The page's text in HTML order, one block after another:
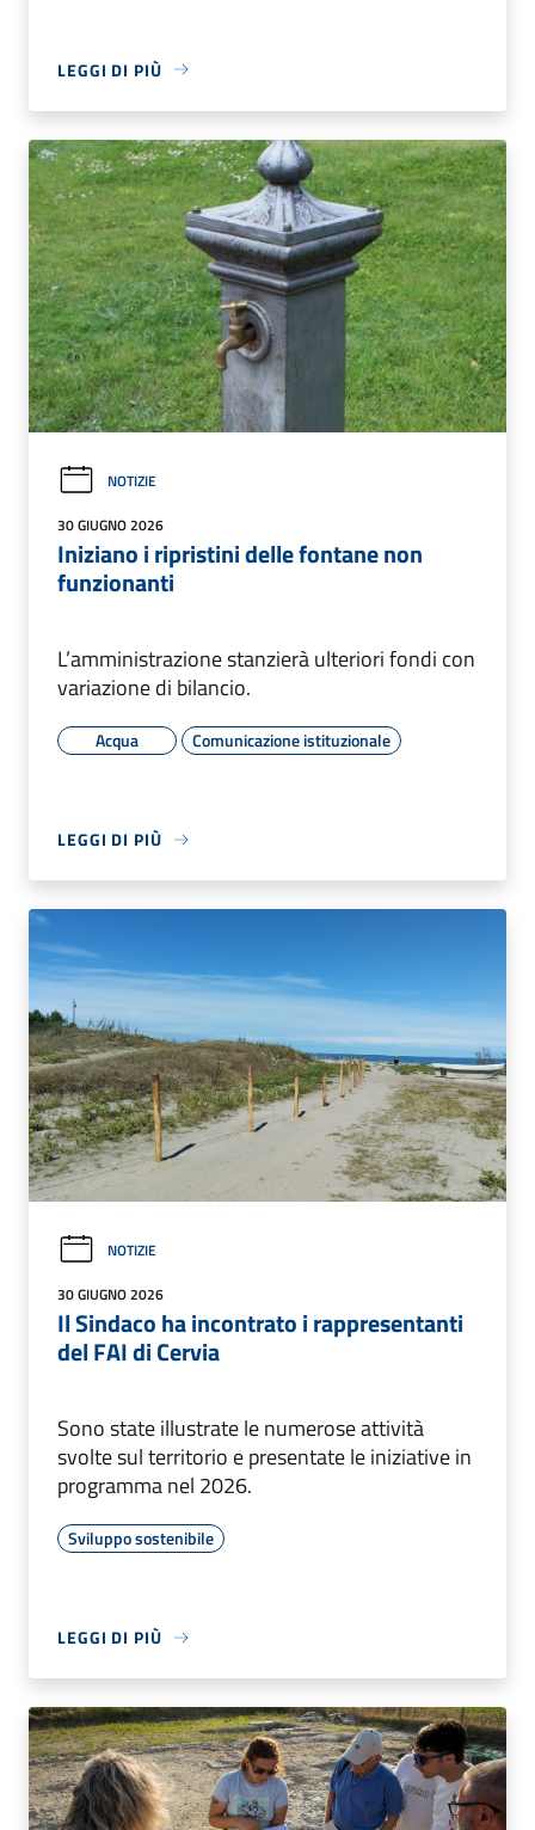
LEGGI DI PIÙ
NOTIZIE
30 GIUGNO 2026
Iniziano i ripristini delle fontane non
funzionanti
L’amministrazione stanzierà ulteriori fondi con
variazione di bilancio.
Acqua Comunicazione istituzionale
LEGGI DI PIÙ
NOTIZIE
30 GIUGNO 2026
Il Sindaco ha incontrato i rappresentanti
del FAI di Cervia
Sono state illustrate le numerose attività
svolte sul territorio e presentate le iniziative in
programma nel 2026.
Sviluppo sostenibile
LEGGI DI PIÙ